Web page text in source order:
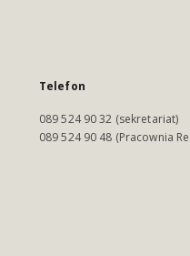
Telefon
089 524 90 32 (sekretariat)
089 524 90 48 (Pracownia